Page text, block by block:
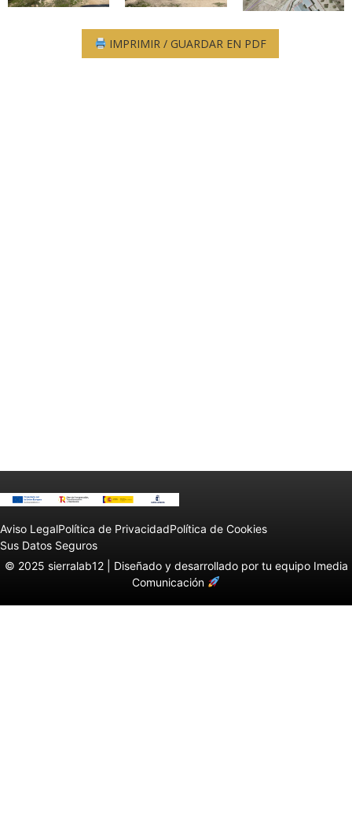
IMPRIMIR / GUARDAR EN PDF
Aviso LegalPolítica de PrivacidadPolítica de Cookies
Sus Datos Seguros
© 2025 sierralab12 | Diseñado y desarrollado por tu equipo Imedia
Comunicación